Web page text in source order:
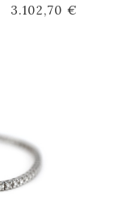
3.102,70 €